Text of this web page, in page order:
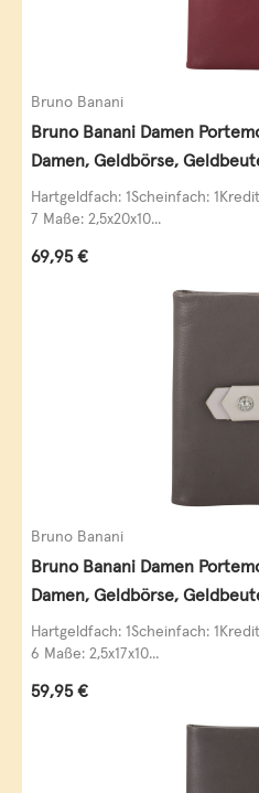
Bruno Banani
Bruno Banani Damen
Damen, Geldbörse,
Leder
Hartgeldfach: 1Scheinfach:
7 Maße: 2,5x20x10...
Regulärer Preis:
69,95 €
Bruno Banani
Bruno Banani Damen
Damen, Geldbörse,
Leder
Hartgeldfach: 1Scheinfach:
6 Maße: 2,5x17x10...
Regulärer Preis:
59,95 €